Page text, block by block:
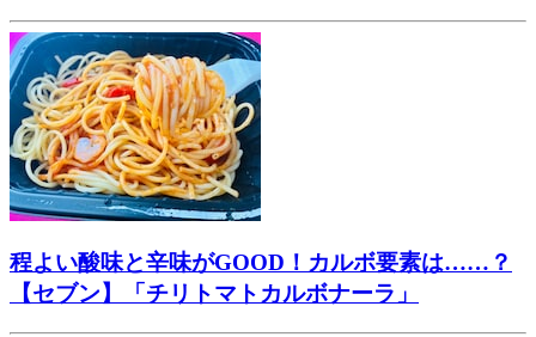
程よい酸味と辛味がGOOD！カルボ要素は……？
【セブン】「チリトマトカルボナーラ」